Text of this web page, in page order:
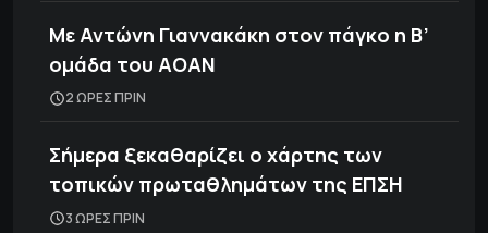
Με Αντώνη Γιαννακάκη στον πάγκο η Β’
ομάδα του ΑΟΑΝ
2 ΩΡΕΣ ΠΡΙΝ
Σήμερα ξεκαθαρίζει ο χάρτης των
τοπικών πρωταθλημάτων της ΕΠΣΗ
3 ΩΡΕΣ ΠΡΙΝ